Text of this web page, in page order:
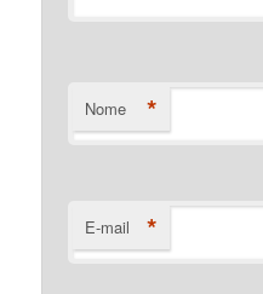
Nome *
E-mail *